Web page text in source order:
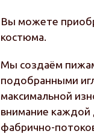
Вы можете
костюма.
Мы создаём
подобранными
максимальной
внимание каждой
фабрично-